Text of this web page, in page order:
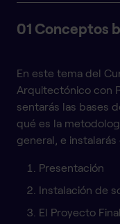
01 Conceptos
En este tema del
Arquitectónico con
sentarás las bases
qué es la
general, e
Presentación
Instalación de
El Proyecto Final